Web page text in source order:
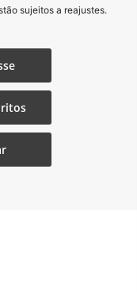
sujeitos a reajustes.